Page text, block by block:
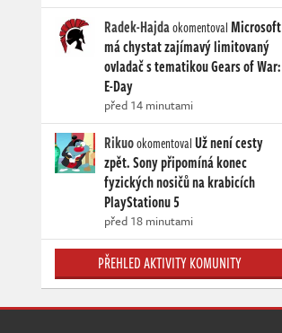
Radek-HajdaokomentovalMicrosoft
má chystat zajímavý limitovaný
ovladač s tematikou Gears of War:
E-Day
před 14 minutami
RikuookomentovalUž není cesty
zpět. Sony připomíná konec
fyzických nosičů na krabicích
PlayStationu 5
před 18 minutami
PŘEHLED AKTIVITY KOMUNITY